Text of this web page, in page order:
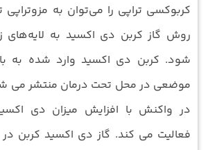
کربوکسی تراپی را می‌توان به
روش گاز کربن دی اکسید به
شود. کربن دی اکسید وارد شده به
موضعی در محل تحت درمان منتشر می
در واکنش با افزایش میزان دی
فعالیت می کند. گاز دی اکسید کربن در